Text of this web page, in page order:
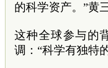
的科学资产。”黄
这种全球参与的
调：“科学有独特